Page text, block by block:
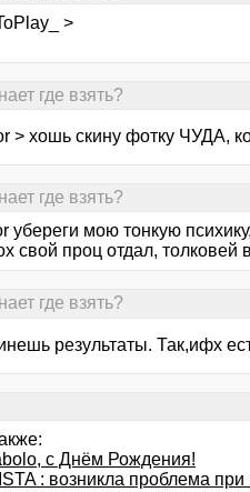
>
где взять?
> хошь скину фотку ЧУДА,
где взять?
убереги мою тонкую
свой проц отдал, толковей
где взять?
результаты. Так,ифх
с Днём Рождения!
: возникла проблема при